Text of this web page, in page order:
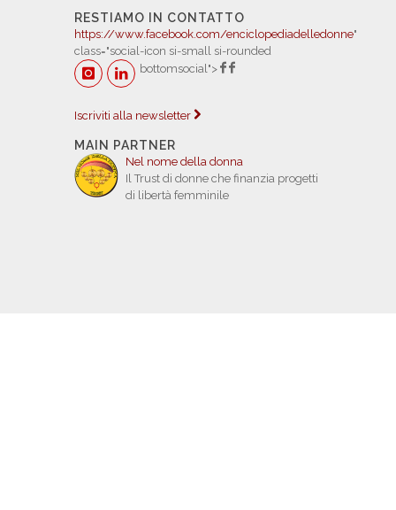
RESTIAMO IN CONTATTO
https://www.facebook.com/enciclopediadelledonne"
class="social-icon si-small si-rounded
bottomsocial">
Iscriviti alla newsletter
MAIN PARTNER
Nel nome della donna
Il Trust di donne che finanzia progetti
di libertà femminile